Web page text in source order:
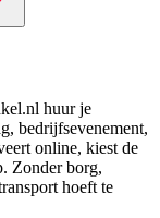
huur je
bedrijfsevenement,
online, kiest de
Zonder borg,
hoeft te